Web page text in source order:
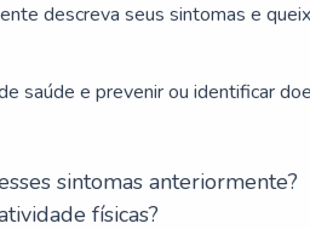
descreva seus sintomas e
saúde e prevenir ou identificar
sintomas anteriormente?
físicas?